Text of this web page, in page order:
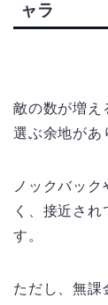
ャラ
敵の数が増え
選ぶ余地があ
ノックバッ
く、接近さ
す。
ただし、無課